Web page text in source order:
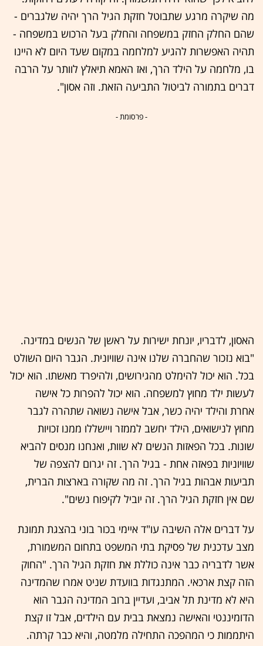
מה שיקרה מרגע שתבוטל חזקת הגיל הרך יהיה שלגברים -
שהם החלק החזק במשפחה והחלק בעל הרכוש במשפחה -
תהיה האפשרות להגיע למלחמה במקום שעד היום לא היינו
בו, מלחמה על הילד הרך, ואז האמא תיאלץ לוותר על הרבה
דברים בתמורה לביטול התביעה הזאת. וזה אסון".
- פרסומת -
האסון, לדבריו, יונחת ישירות על ראשן של הנשים במדינה.
"בוא נזכור שהחברה שלנו אינה שוויונית. הגבר היום השולט
בכל. הוא יכול להימלט מהגירושים, ולהיפרד מאשתו. הוא יכול
לעשות ילד מחוץ למשפחה. הוא יכול להפרות כל אישה
אחרת והילד יהיה כשר, אבל אישה נשואה שתהרה לגבר
מחוץ לנישואים, הילד יחשב לממזר ויישללו ממנו זכויות
שונות. בכל הפאזות הנשים לא שוות, ואנחנו מנסים להביא
שוויוניות בפאזה אחת - בגיל הרך. זה יגרום להצפה של
תביעות אבהות בגיל הרך. זה מה שקורה בארצות הברית,
שם אין חזקת הגיל הרך. זה יוביל לקיפוח נשים".
על דברים אלה השיבה עו"ד איימי בכור בוני בהצגת תמונת
מצב עדכנית של פסיקת בתי המשפט בתחום המשמורת,
אשר לדבריה כבר אינה כוללת את חזקת הגיל הרך. "החוק
הזה קצת ארכאי. המתנגדות בוועדת שניט אמרו שהמדינה
היא לא מדינת תל אביב, ועדיין ברוב המדינה הגבר הוא
הדומיננטי והאישה נמצאת בבית עם הילדים, אבל זו קצת
היתממות כי המהפכה התחילה מלמטה, והיא כבר קרתה.